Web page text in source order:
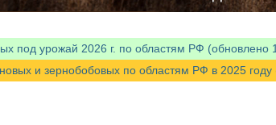
под урожай 2026 г. по областям РФ (обновлено
и зернобобовых по областям РФ в 2025 году